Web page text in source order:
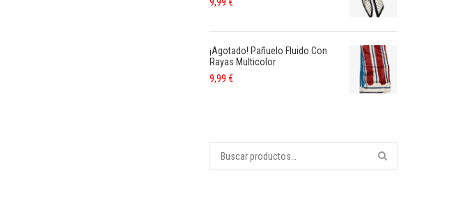
¡Agotado! Pañuelo Fluido Con
Rayas Multicolor
9,99 €